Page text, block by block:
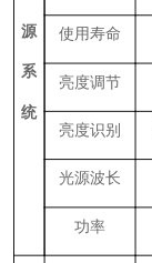
源
系
统
使用寿命
亮度调节
亮度识别
光源波长
功率